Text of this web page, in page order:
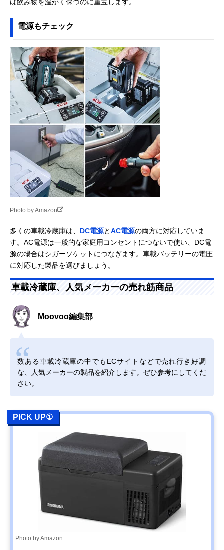
は飲み物を温かく保つのに重宝します。
電源もチェック
Photo by Amazon
多くの車載冷蔵庫は、 DC電源とAC電源の両方に対応していま
す。AC電源は一般的な家庭用コンセントにつないで使い、DC電
源の場合はシガーソケットにつなぎます。車載バッテリーの電圧
に対応した製品を選びましょう。
車載冷蔵庫、人気メーカーの売れ筋商品
Moovoo編集部
数ある車載冷蔵庫の中でもECサイトなどで売れ行き好調
な、人気メーカーの製品を紹介します。ぜひ参考にしてくだ
さい。
PICK UP①
Photo by Amazon